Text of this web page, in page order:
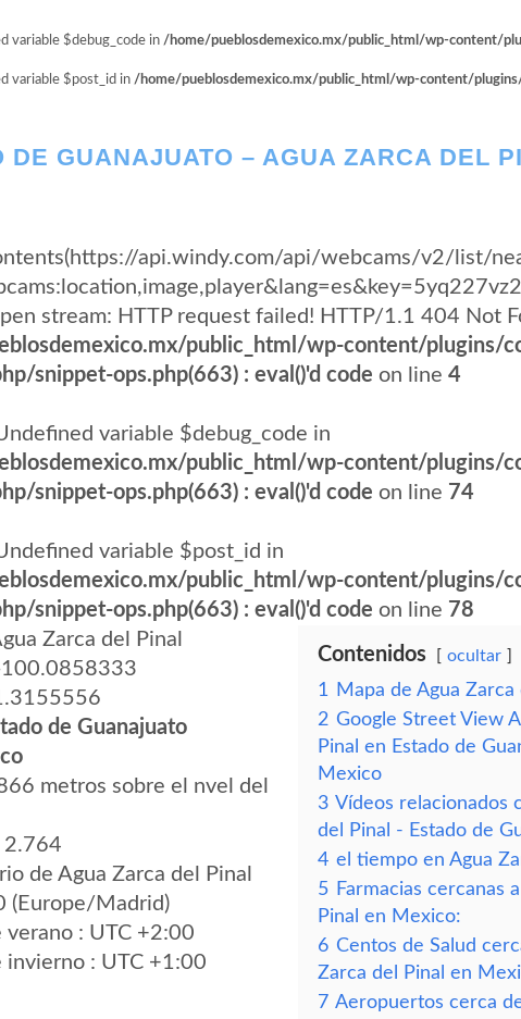
variable $debug_code in /home/pueblosdemexico.mx/public_html/wp-content/
variable $post_id in /home/pueblosdemexico.mx/public_html/wp-content/
DE GUANAJUATO – AGUA ZARCA DEL
api.windy.com/api/webcams/v2/list/
stream: HTTP request failed! HTTP/1.1 404 Not
public_html/wp-content/plugins/
snippet-ops.php(663) : eval()'d code on line 4
variable $debug_code in
public_html/wp-content/plugins/
snippet-ops.php(663) : eval()'d code on line 74
variable $post_id in
public_html/wp-content/plugins/
snippet-ops.php(663) : eval()'d code on line 78
Zarca del Pinal
100.0858333
de Guanajuato
metros sobre el nvel del
2.764
de Agua Zarca del Pinal
(Europe/Madrid)
verano : UTC +2:00
invierno : UTC +1:00
Contenidos ocultar
1
Mapa de Agua Zarca
2 Google Street View
Pinal en Estado de
Mexico
3 Vídeos relacionados
del Pinal - Estado de
4 el tiempo en Agua
5 Farmacias cercanas
Pinal en Mexico:
6 Centos de Salud
Zarca del Pinal en
7 Aeropuertos cerca